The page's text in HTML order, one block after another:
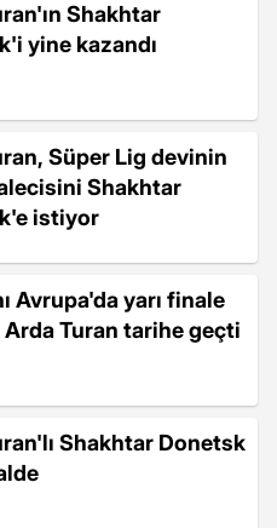
Shakhtar
yine kazandı
Süper Lig devinin
Shakhtar
istiyor
Avrupa'da yarı finale
Arda Turan tarihe geçti
Shakhtar Donetsk